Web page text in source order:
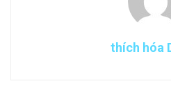
thích hóa